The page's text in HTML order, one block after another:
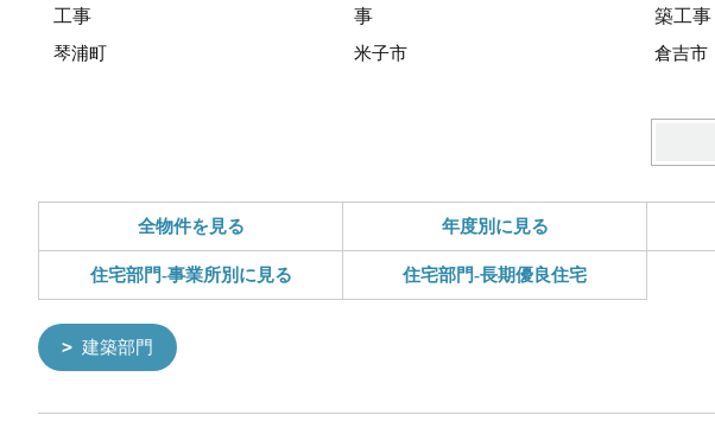
工事
琴浦町
事
米子市
築工事
倉吉市
全物件を見る 年度別に見る
住宅部門-事業所別に見る 住宅部門-長期優良住宅
建築部門